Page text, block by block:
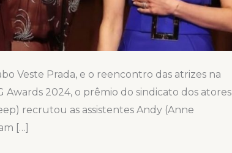
Veste Prada, e o reencontro das atrizes na
Awards 2024, o prêmio do sindicato dos atores
recrutou as assistentes Andy (Anne
[…]